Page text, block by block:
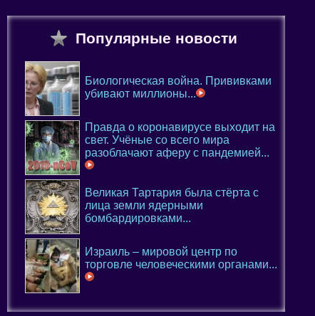
Популярные новости
Биологическая война. Прививками
убивают миллионы...
Правда о коронавирусе выходит на
свет. Учёные со всего мира
разоблачают аферу с пандемией...
Великая Тартария была стёрта с
лица земли ядерными
бомбардировками...
Израиль – мировой центр по
торговле человеческими органами...